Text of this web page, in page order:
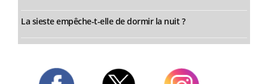
La sieste empêche-t-elle de dormir la nuit ?